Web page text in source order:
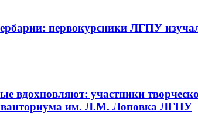
первокурсники ЛГПУ
вдохновляют: участники
им. Л.М. Лоповка ЛГПУ